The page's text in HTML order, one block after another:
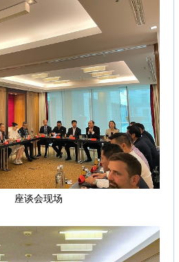
座谈会现场